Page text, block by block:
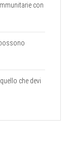
con
che devi